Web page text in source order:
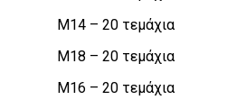
M14 – 20 τεμάχια
M18 – 20 τεμάχια
M16 – 20 τεμάχια